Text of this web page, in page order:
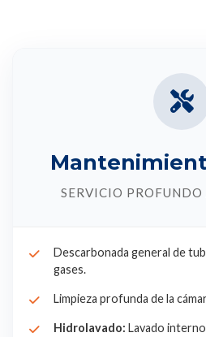
SERVICIO
Descarbonada general de
gases.
Limpieza profunda de la
Hidrolavado: Lavado